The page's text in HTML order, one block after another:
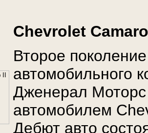
Chevrolet
Второе
автомобильного
Дженерал Моторс
автомобилем
Дебют авто